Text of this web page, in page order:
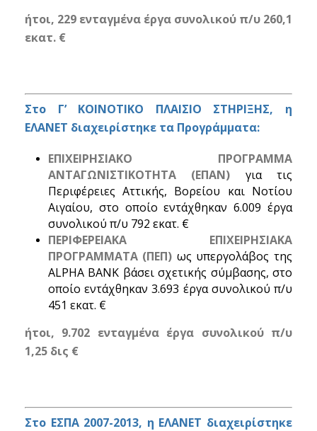
ήτοι, 229 ενταγμένα έργα συνολικού π/υ 260,1
εκατ. €
Στο Γ’ ΚΟΙΝΟΤΙΚΟ ΠΛΑΙΣΙΟ ΣΤΗΡΙΞΗΣ, η
ΕΛΑΝΕΤ διαχειρίστηκε τα Προγράμματα:
ΕΠΙΧΕΙΡΗΣΙΑΚΟ ΠΡΟΓΡΑΜΜΑ
ΑΝΤΑΓΩΝΙΣΤΙΚΟΤΗΤΑ (ΕΠΑΝ) για τις
Περιφέρειες Αττικής, Βορείου και Νοτίου
Αιγαίου, στο οποίο εντάχθηκαν 6.009 έργα
συνολικού π/υ 792 εκατ. €
ΠΕΡΙΦΕΡΕΙΑΚΑ ΕΠΙΧΕΙΡΗΣΙΑΚΑ
ΠΡΟΓΡΑΜΜΑΤΑ (ΠΕΠ) ως υπεργολάβος της
ALPHA BANK βάσει σχετικής σύμβασης, στο
οποίο εντάχθηκαν 3.693 έργα συνολικού π/υ
451 εκατ. €
ήτοι, 9.702 ενταγμένα έργα συνολικού π/υ
1,25 δις €
Στο ΕΣΠΑ 2007-2013, η ΕΛΑΝΕΤ διαχειρίστηκε